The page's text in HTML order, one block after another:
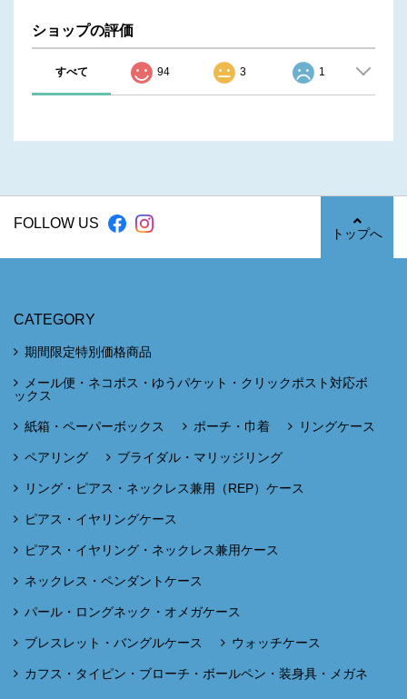
ショップの評価
すべて 94 3 1
FOLLOW US
トップへ
CATEGORY
期間限定特別価格商品
メール便・ネコポス・ゆうパケット・クリックポスト対応ボ
ックス
紙箱・ペーパーボックス ポーチ・巾着 リングケース
ペアリング ブライダル・マリッジリング
リング・ピアス・ネックレス兼用（REP）ケース
ピアス・イヤリングケース
ピアス・イヤリング・ネックレス兼用ケース
ネックレス・ペンダントケース
パール・ロングネック・オメガケース
ブレスレット・バングルケース ウォッチケース
カフス・タイピン・ブローチ・ボールペン・装身具・メガネ